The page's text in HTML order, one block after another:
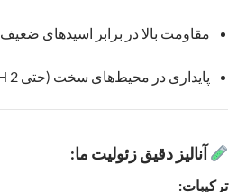
مقاومت بالا در برابر اسیدهای ضعیف
پایداری در محیط‌های سخت (حتی pH 2)
آنالیز دقیق زئولیت ما:
ترکیبات: